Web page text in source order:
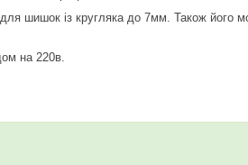
шишок із кругляка до 7мм. Також його
на 220в.